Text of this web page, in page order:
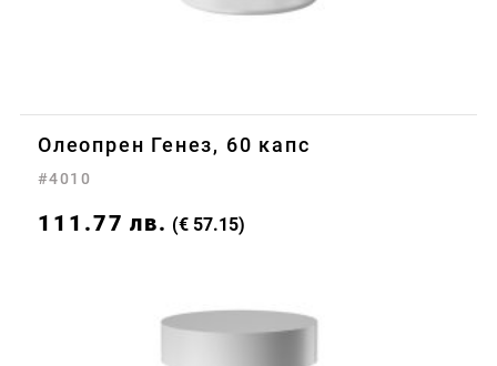
Олеопрен Генез, 60 капс
#4010
111.77 лв. (€ 57.15)